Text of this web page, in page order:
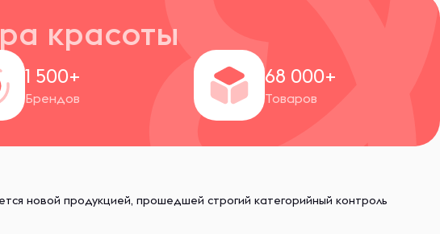
красоты
1 500+
Брендов
68 000+
Товаров
новой продукцией, прошедшей строгий категорийный контроль